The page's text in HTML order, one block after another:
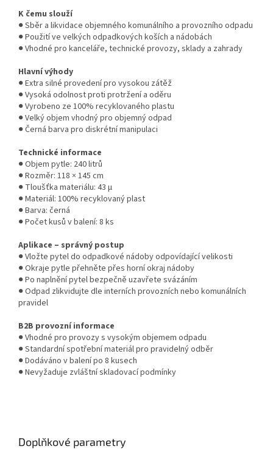
K čemu slouží
● Sběr a likvidace objemného komunálního a provozního odpadu
● Použití ve velkých odpadkových koších a nádobách
● Vhodné pro kanceláře, technické provozy, sklady a zahrady
Hlavní výhody
● Extra silné provedení pro vysokou zátěž
● Vysoká odolnost proti protržení a oděru
● Vyrobeno ze 100% recyklovaného plastu
● Velký objem vhodný pro objemný odpad
● Černá barva pro diskrétní manipulaci
Technické informace
● Objem pytle: 240 litrů
● Rozměr: 118 × 145 cm
● Tloušťka materiálu: 43 µ
● Materiál: 100% recyklovaný plast
● Barva: černá
● Počet kusů v balení: 8 ks
Aplikace – správný postup
● Vložte pytel do odpadkové nádoby odpovídající velikosti
● Okraje pytle přehněte přes horní okraj nádoby
● Po naplnění pytel bezpečně uzavřete svázáním
● Odpad zlikvidujte dle interních provozních nebo komunálních
pravidel
B2B provozní informace
● Vhodné pro provozy s vysokým objemem odpadu
● Standardní spotřební materiál pro pravidelný odběr
● Dodáváno v balení po 8 kusech
● Nevyžaduje zvláštní skladovací podmínky
Doplňkové parametry